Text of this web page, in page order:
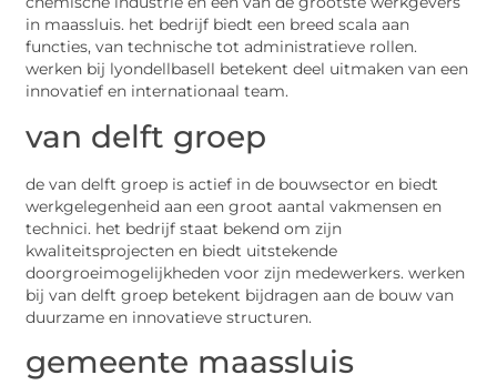
in maassluis. het bedrijf biedt een breed scala aan
functies, van technische tot administratieve rollen.
werken bij lyondellbasell betekent deel uitmaken van een
innovatief en internationaal team.
van delft groep
de van delft groep is actief in de bouwsector en biedt
werkgelegenheid aan een groot aantal vakmensen en
technici. het bedrijf staat bekend om zijn
kwaliteitsprojecten en biedt uitstekende
doorgroeimogelijkheden voor zijn medewerkers. werken
bij van delft groep betekent bijdragen aan de bouw van
duurzame en innovatieve structuren.
gemeente maassluis